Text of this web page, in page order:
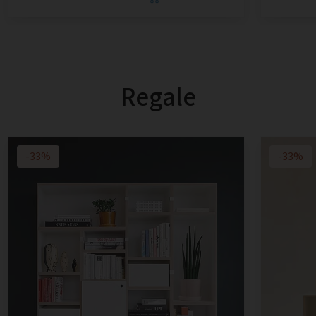
Regale
-33% -33%